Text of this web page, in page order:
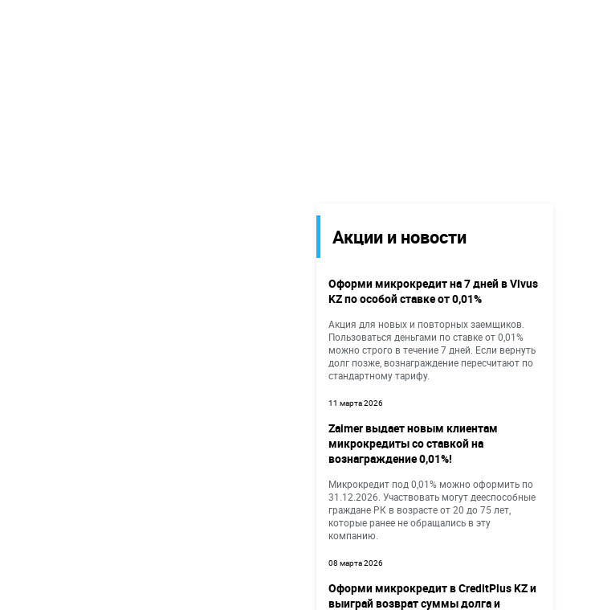
Акции и новости
Оформи микрокредит на 7 дней в Vivus
KZ по особой ставке от 0,01%
Акция для новых и повторных заемщиков.
Пользоваться деньгами по ставке от 0,01%
можно строго в течение 7 дней. Если вернуть
долг позже, вознаграждение пересчитают по
стандартному тарифу.
11 марта 2026
Zaimer выдает новым клиентам
микрокредиты со ставкой на
вознаграждение 0,01%!
Микрокредит под 0,01% можно оформить по
31.12.2026. Участвовать могут дееспособные
граждане РК в возрасте от 20 до 75 лет,
которые ранее не обращались в эту
компанию.
08 марта 2026
Оформи микрокредит в CreditPlus KZ и
выиграй возврат суммы долга и